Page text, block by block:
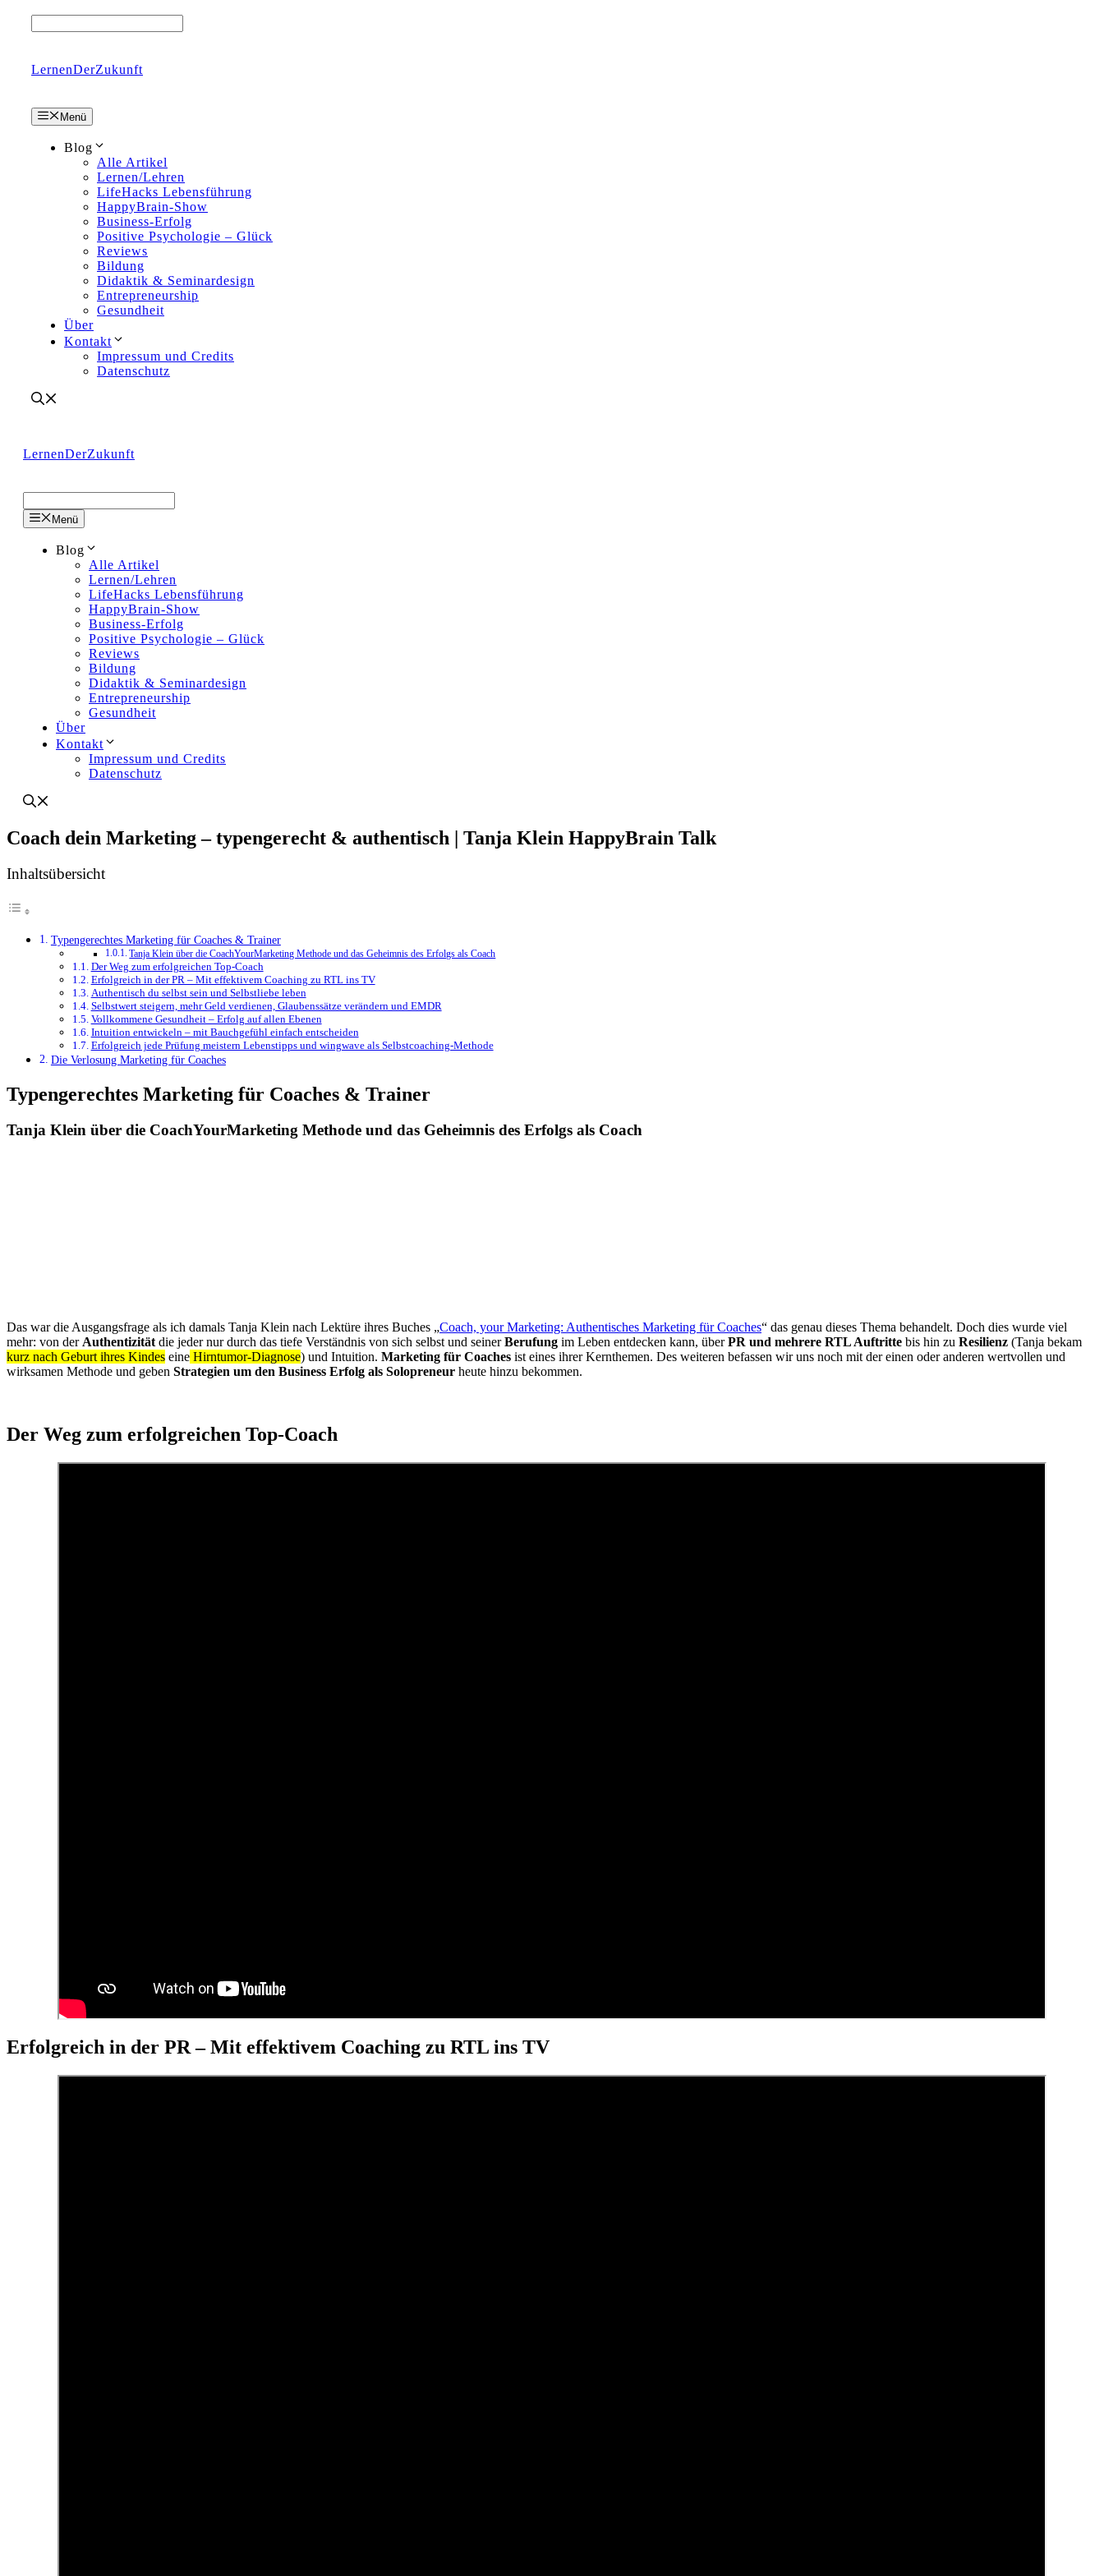
LernenDerZukunft
Menü
Blog
Alle Artikel
Lernen/Lehren
LifeHacks Lebensführung
HappyBrain-Show
Business-Erfolg
Positive Psychologie – Glück
Reviews
Bildung
Didaktik & Seminardesign
Entrepreneurship
Gesundheit
Über
Kontakt
Impressum und Credits
Datenschutz
LernenDerZukunft
Menü
Blog
Alle Artikel
Lernen/Lehren
LifeHacks Lebensführung
HappyBrain-Show
Business-Erfolg
Positive Psychologie – Glück
Reviews
Bildung
Didaktik & Seminardesign
Entrepreneurship
Gesundheit
Über
Kontakt
Impressum und Credits
Datenschutz
Coach dein Marketing – typengerecht & authentisch | Tanja Klein HappyBrain Talk
Inhaltsübersicht
Typengerechtes Marketing für Coaches & Trainer
Tanja Klein über die CoachYourMarketing Methode und das Geheimnis des Erfolgs als Coach
Der Weg zum erfolgreichen Top-Coach
Erfolgreich in der PR – Mit effektivem Coaching zu RTL ins TV
Authentisch du selbst sein und Selbstliebe leben
Selbstwert steigern, mehr Geld verdienen, Glaubenssätze verändern und EMDR
Vollkommene Gesundheit – Erfolg auf allen Ebenen
Intuition entwickeln – mit Bauchgefühl einfach entscheiden
Erfolgreich jede Prüfung meistern Lebenstipps und wingwave als Selbstcoaching-Methode
Die Verlosung Marketing für Coaches
Typengerechtes Marketing für Coaches & Trainer
Tanja Klein über die CoachYourMarketing Methode und das Geheimnis des Erfolgs als Coach
Das war die Ausgangsfrage als ich damals Tanja Klein nach Lektüre ihres Buches „Coach, your Marketing: Authentisches Marketing für Coaches“ das genau dieses Thema behandelt. Doch dies wurde viel
mehr: von der Authentizität die jeder nur durch das tiefe Verständnis von sich selbst und seinerBerufung im Leben entdecken kann, überPR und mehrere RTL Auftritte bis hin zu Resilienz (Tanja bekam
kurz nach Geburt ihres Kindes eine Hirntumor-Diagnose) und Intuition. Marketing für Coaches ist eines ihrer Kernthemen. Des weiteren befassen wir uns noch mit der einen oder anderen wertvollen und
wirksamen Methode und geben Strategien um den Business Erfolg als Solopreneur heute hinzu bekommen.
Der Weg zum erfolgreichen Top-Coach
Erfolgreich in der PR – Mit effektivem Coaching zu RTL ins TV